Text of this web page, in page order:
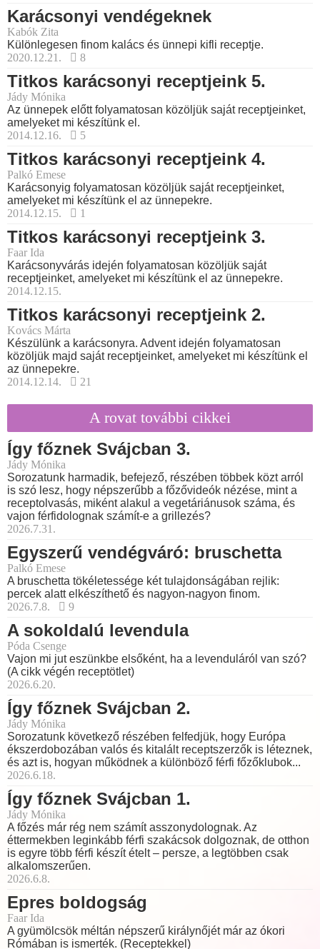
Karácsonyi vendégeknek
Kabók Zita
Különlegesen finom kalács és ünnepi kifli receptje.
2020.12.21.
8
Titkos karácsonyi receptjeink 5.
Jády Mónika
Az ünnepek előtt folyamatosan közöljük saját receptjeinket,
amelyeket mi készítünk el.
2014.12.16.
5
Titkos karácsonyi receptjeink 4.
Palkó Emese
Karácsonyig folyamatosan közöljük saját receptjeinket,
amelyeket mi készítünk el az ünnepekre.
2014.12.15.
1
Titkos karácsonyi receptjeink 3.
Faar Ida
Karácsonyvárás idején folyamatosan közöljük saját
receptjeinket, amelyeket mi készítünk el az ünnepekre.
2014.12.15.
Titkos karácsonyi receptjeink 2.
Kovács Márta
Készülünk a karácsonyra. Advent idején folyamatosan
közöljük majd saját receptjeinket, amelyeket mi készítünk el
az ünnepekre.
2014.12.14.
21
A rovat további cikkei
Így főznek Svájcban 3.
Jády Mónika
Sorozatunk harmadik, befejező, részében többek közt arról
is szó lesz, hogy népszerűbb a főzővideók nézése, mint a
receptolvasás, miként alakul a vegetáriánusok száma, és
vajon férfidolognak számít-e a grillezés?
2026.7.31.
Egyszerű vendégváró: bruschetta
Palkó Emese
A bruschetta tökéletessége két tulajdonságában rejlik:
percek alatt elkészíthető és nagyon-nagyon finom.
2026.7.8.
9
A sokoldalú levendula
Póda Csenge
Vajon mi jut eszünkbe elsőként, ha a levenduláról van szó?
(A cikk végén receptötlet)
2026.6.20.
Így főznek Svájcban 2.
Jády Mónika
Sorozatunk következő részében felfedjük, hogy Európa
ékszerdobozában valós és kitalált receptszerzők is léteznek,
és azt is, hogyan működnek a különböző férfi főzőklubok...
2026.6.18.
Így főznek Svájcban 1.
Jády Mónika
A főzés már rég nem számít asszonydolognak. Az
éttermekben leginkább férfi szakácsok dolgoznak, de otthon
is egyre több férfi készít ételt – persze, a legtöbben csak
alkalomszerűen.
2026.6.8.
Epres boldogság
Faar Ida
A gyümölcsök méltán népszerű királynőjét már az ókori
Rómában is ismerték. (Receptekkel)